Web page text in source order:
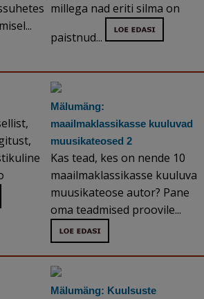
millega nad eriti silma on
paistnud...
Mälumäng:
maailmaklassikasse kuuluvad
muusikateosed 2
Kas tead, kes on nende 10
maailmaklassikasse kuuluva
muusikateose autor? Pane
oma teadmised proovile...
Mälumäng: Kuulsuste